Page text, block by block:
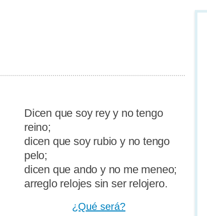
Dicen que soy rey y no tengo
reino;
dicen que soy rubio y no tengo
pelo;
dicen que ando y no me meneo;
arreglo relojes sin ser relojero.
¿Qué será?